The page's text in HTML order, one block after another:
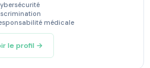
médicale
le profil →